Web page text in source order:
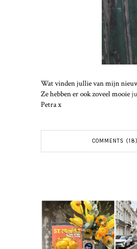
Wat vinden jullie van mijn
Ze hebben er ook zoveel mooie
Petra x
COMMENTS (18)